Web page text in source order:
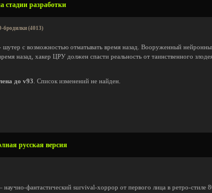
стадии разработки
бродилки (4013)
шутер с возможностью отматывать время назад. Вооруженный
назад, хакер ЦРУ должен спасти реальность от таинственного
до v93 . Список изменений не найден.
русская версия
научно-фантастический survival-хоррор от первого лица в ретро-стиле